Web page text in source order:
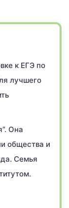
к ЕГЭ по
лучшего
Она
общества и
Семья